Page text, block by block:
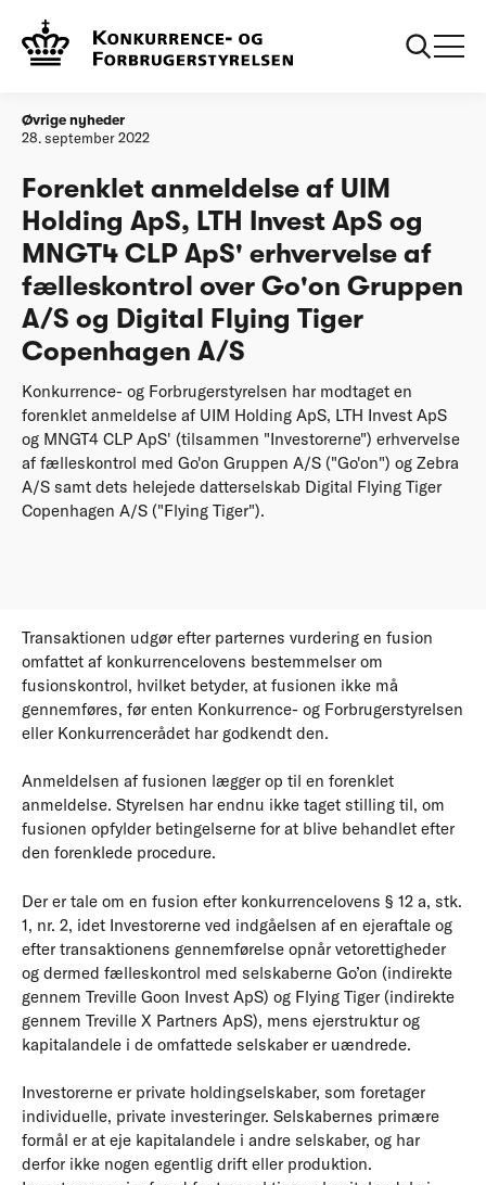
Forside
og MNGT4 CLP ApS' erhvervelse af fælleskontrol over Go'on
Gruppen A/S og Digital Flying Tiger Copenhagen A/S
Øvrige nyheder
28. september 2022
Forenklet anmeldelse af UIM
Holding ApS, LTH Invest ApS og
MNGT4 CLP ApS' erhvervelse af
fælleskontrol over Go'on Gruppen
A/S og Digital Flying Tiger
Copenhagen A/S
Konkurrence- og Forbrugerstyrelsen har modtaget en
forenklet anmeldelse af UIM Holding ApS, LTH Invest ApS
og MNGT4 CLP ApS' (tilsammen "Investorerne") erhvervelse
af fælleskontrol med Go'on Gruppen A/S ("Go'on") og Zebra
A/S samt dets helejede datterselskab Digital Flying Tiger
Copenhagen A/S ("Flying Tiger").
Transaktionen udgør efter parternes vurdering en fusion
omfattet af konkurrencelovens bestemmelser om
fusionskontrol, hvilket betyder, at fusionen ikke må
gennemføres, før enten Konkurrence- og Forbrugerstyrelsen
eller Konkurrencerådet har godkendt den.
Anmeldelsen af fusionen lægger op til en forenklet
anmeldelse. Styrelsen har endnu ikke taget stilling til, om
fusionen opfylder betingelserne for at blive behandlet efter
den forenklede procedure.
Der er tale om en fusion efter konkurrencelovens § 12 a, stk.
1, nr. 2, idet Investorerne ved indgåelsen af en ejeraftale og
efter transaktionens gennemførelse opnår vetorettigheder
og dermed fælleskontrol med selskaberne Go’on (indirekte
gennem Treville Goon Invest ApS) og Flying Tiger (indirekte
gennem Treville X Partners ApS), mens ejerstruktur og
kapitalandele i de omfattede selskaber er uændrede.
Investorerne er private holdingselskaber, som foretager
individuelle, private investeringer. Selskabernes primære
formål er at eje kapitalandele i andre selskaber, og har
derfor ikke nogen egentlig drift eller produktion.